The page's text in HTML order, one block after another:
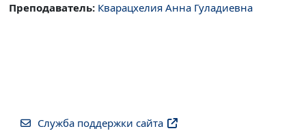
Преподаватель: Кварацхелия Анна Гуладиевна
Служба поддержки сайта